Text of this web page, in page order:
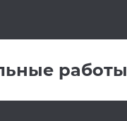
работы